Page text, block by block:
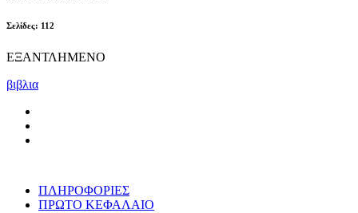
Σελίδες: 112
ΕΞΑΝΤΛΗΜΕΝΟ
βιβλια
ΠΛΗΡΟΦΟΡΙΕΣ
ΠΡΩΤΟ ΚΕΦΑΛΑΙΟ